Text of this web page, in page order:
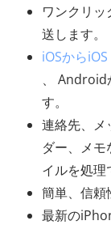
ワンクリ
送します。
iOSからiOS
、 Android
す。
連絡先、メ
ダー、メ
イルを処理
簡単、信頼
最新の